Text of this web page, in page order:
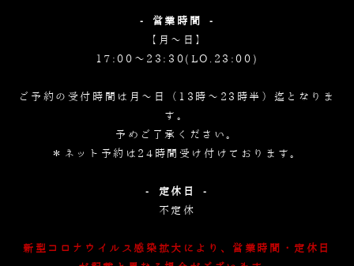
- 営業時間 -
【月～日】
17:00～23:30(LO.23:00)
ご予約の受付時間は月～日（13時～23時半）迄となりま
す。
予めご了承ください。
＊ネット予約は24時間受け付けております。
- 定休日 -
不定休
新型コロナウイルス感染拡大により、営業時間・定休日